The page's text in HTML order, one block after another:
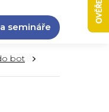
KOŠÍK
semináře
bot